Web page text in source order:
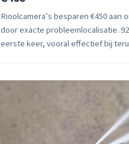
Rioolcamera’s besparen €450 aan
door exacte probleemlocalisatie.
eerste keer, vooral effectief bij